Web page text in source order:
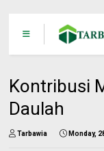
Kontribusi
Daulah
Tarbawia Monday,